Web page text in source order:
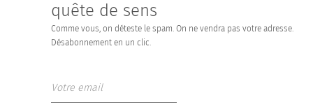
quête de sens
Comme vous, on déteste le spam. On ne vendra pas votre adresse.
Désabonnement en un clic.